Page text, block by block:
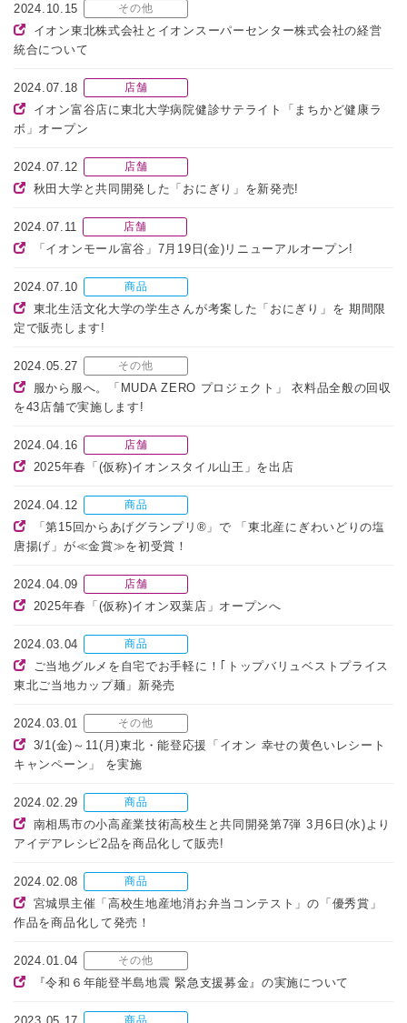
2024.10.15 その他
イオン東北株式会社とイオンスーパーセンター株式会社の経営
統合について
2024.07.18 店舗
イオン富谷店に東北大学病院健診サテライト「まちかど健康ラ
ボ」オープン
2024.07.12 店舗
秋田大学と共同開発した「おにぎり」を新発売!
2024.07.11 店舗
「イオンモール富谷」7月19日(金)リニューアルオープン!
2024.07.10 商品
東北生活文化大学の学生さんが考案した「おにぎり」を 期間限
定で販売します!
2024.05.27 その他
服から服へ。「MUDA ZERO プロジェクト」 衣料品全般の回収
を43店舗で実施します!
2024.04.16 店舗
2025年春「(仮称)イオンスタイル山王」を出店
2024.04.12 商品
「第15回からあげグランプリ®」で 「東北産にぎわいどりの塩
唐揚げ」が≪金賞≫を初受賞！
2024.04.09 店舗
2025年春「(仮称)イオン双葉店」オープンへ
2024.03.04 商品
ご当地グルメを自宅でお手軽に！｢トップバリュベストプライス
東北ご当地カップ麺」新発売
2024.03.01 その他
3/1(金)～11(月)東北・能登応援「イオン 幸せの黄色いレシート
キャンペーン」 を実施
2024.02.29 商品
南相馬市の小高産業技術高校生と共同開発第7弾 3月6日(水)より
アイデアレシピ2品を商品化して販売!
2024.02.08 商品
宮城県主催「高校生地産地消お弁当コンテスト」の「優秀賞」
作品を商品化して発売！
2024.01.04 その他
『令和６年能登半島地震 緊急支援募金』の実施について
商品